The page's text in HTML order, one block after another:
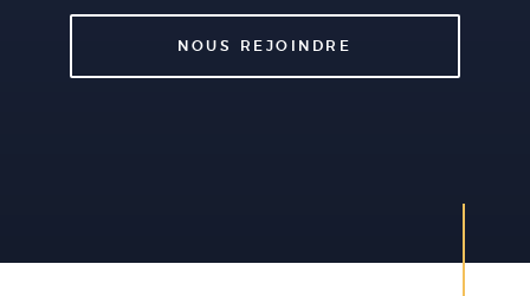
NOUS REJOINDRE